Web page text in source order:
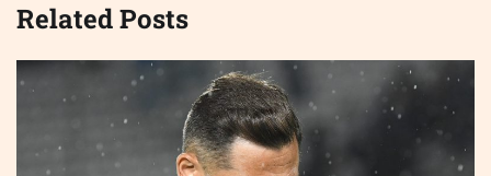
Related Posts